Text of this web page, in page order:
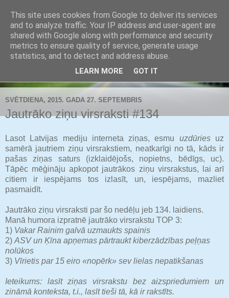
Buldozers.Lv
Subjektīvi par svarīgāko.
SVĒTDIENA, 2015. GADA 27. SEPTEMBRIS
Jautrāko ziņu virsraksti #134
Lasot Latvijas mediju interneta ziņas, esmu uzdūries uz
samērā jautriem ziņu virsrakstiem, neatkarīgi no tā, kāds ir
pašas ziņas saturs (izklaidējošs, nopietns, bēdīgs, uc).
Tāpēc mēģināju apkopot jautrākos ziņu virsrakstus, lai arī
citiem ir iespējams tos izlasīt, un, iespējams, mazliet
pasmaidīt.
Jautrāko ziņu virsraksti par šo nedēļu jeb 134. laidiens.
Manā humora izpratnē jautrāko virsrakstu TOP 3:
1) Vakar Rainim galvā uzmaukts spainis
2) ASV un Ķīna apņemas pārtraukt kiberzādzības peļņas
nolūkos
3) Vīrietis par 15 eiro «nopērk» sev lielas nepatikšanas
Ieteikums: lasīt ziņas virsrakstu bez aizspriedumiem un
zināmā konteksta, t.i., lasīt tieši tā, kā ir rakstīts.
This site uses cookies from Google to deliver its services
and to analyze traffic. Your IP address and user-agent are
shared with Google along with performance and security
metrics to ensure quality of service, generate usage
statistics, and to detect and address abuse.
LEARN MORE GOT IT